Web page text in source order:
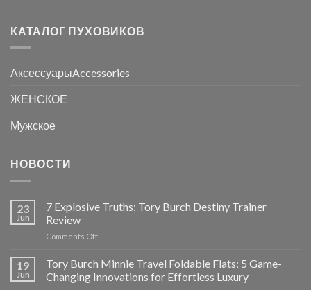
КАТАЛОГ ПУХОВИКОВ
АксессуарыAccessories
ЖЕНСКОЕ
Мужское
НОВОСТИ
23
Jun
7 Explosive Truths: Tory Burch Destiny Trainer
Review
Comments Offon
Explosive
Truths:
Tory
19
Jun
Tory Burch Minnie Travel Foldable Flats: 5 Game-
Changing Innovations for Effortless Luxury